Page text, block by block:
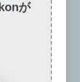
が